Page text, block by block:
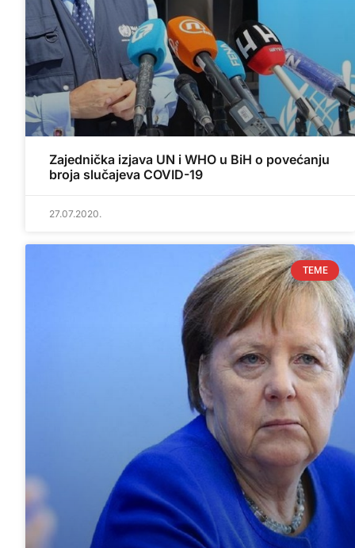
Zajednička izjava UN i WHO u BiH o povećanju
broja slučajeva COVID-19
27.07.2020.
TEME